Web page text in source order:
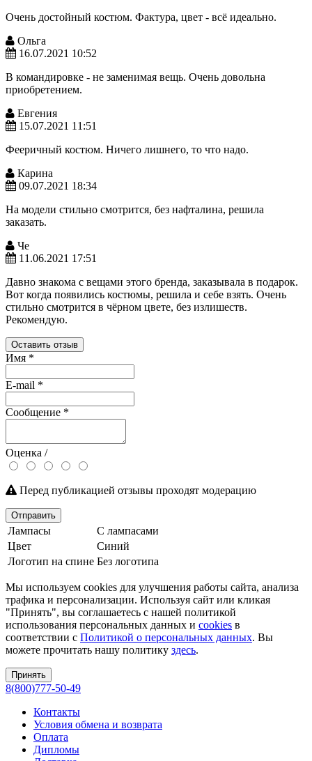
Очень достойный костюм. Фактура, цвет - всё идеально.
Ольга
16.07.2021 10:52
В командировке - не заменимая вещь. Очень довольна
приобретением.
Евгения
15.07.2021 11:51
Фееричный костюм. Ничего лишнего, то что надо.
Карина
09.07.2021 18:34
На модели стильно смотрится, без нафталина, решила
заказать.
Че
11.06.2021 17:51
Давно знакома с вещами этого бренда, заказывала в подарок.
Вот когда появились костюмы, решила и себе взять. Очень
стильно смотрится в чёрном цвете, без излишеств.
Рекомендую.
Оставить отзыв
Имя *
E-mail *
Сообщение *
Оценка /
Перед публикацией отзывы проходят модерацию
Отправить
Лампасы
С лампасами
Цвет
Синий
Логотип на спине Без логотипа
Мы используем cookies для улучшения работы сайта, анализа
трафика и персонализации. Используя сайт или кликая
"Принять", вы соглашаетесь с нашей политикой
использования персональных данных и cookies в
соответствии с Политикой о персональных данных. Вы
можете прочитать нашу политику здесь.
Принять
8(800)777-50-49
Контакты
Условия обмена и возврата
Оплата
Дипломы